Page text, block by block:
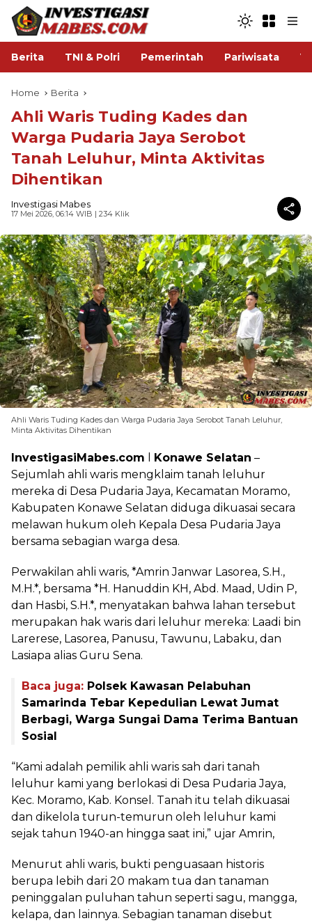
Berita TNI & Polri Pemerintah Pariwisata
Home Berita
Ahli Waris Tuding Kades dan
Warga Pudaria Jaya Serobot
Tanah Leluhur, Minta Aktivitas
Dihentikan
Investigasi Mabes
17 Mei 2026, 06:14 WIB | 234 Klik
Ahli Waris Tuding Kades dan Warga Pudaria Jaya Serobot Tanah Leluhur,
Minta Aktivitas Dihentikan
InvestigasiMabes.com Konawe Selatan –
Sejumlah ahli waris mengklaim tanah leluhur
mereka di Desa Pudaria Jaya, Kecamatan Moramo,
Kabupaten Konawe Selatan diduga dikuasai secara
melawan hukum oleh Kepala Desa Pudaria Jaya
bersama sebagian warga desa.
Perwakilan ahli waris, *Amrin Janwar Lasorea, S.H.,
M.H.*, bersama *H. Hanuddin KH, Abd. Maad, Udin P,
dan Hasbi, S.H.*, menyatakan bahwa lahan tersebut
merupakan hak waris dari leluhur mereka: Laadi bin
Larerese, Lasorea, Panusu, Tawunu, Labaku, dan
Lasiapa alias Guru Sena.
Baca juga: Polsek Kawasan Pelabuhan
Samarinda Tebar Kepedulian Lewat Jumat
Berbagi, Warga Sungai Dama Terima Bantuan
Sosial
“Kami adalah pemilik ahli waris sah dari tanah
leluhur kami yang berlokasi di Desa Pudaria Jaya,
Kec. Moramo, Kab. Konsel. Tanah itu telah dikuasai
dan dikelola turun-temurun oleh leluhur kami
sejak tahun 1940-an hingga saat ini,” ujar Amrin,
Menurut ahli waris, bukti penguasaan historis
berupa lebih dari 20 makam tua dan tanaman
peninggalan puluhan tahun seperti sagu, mangga,
kelapa, dan lainnya. Sebagian tanaman disebut